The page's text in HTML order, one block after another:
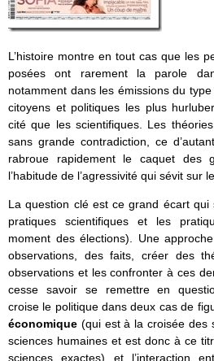
L’histoire montre en tout cas que les
posées ont rarement la parole
notamment dans les émissions du type
citoyens et politiques les plus
cité que les scientifiques. Les
sans grande contradiction, ce
rabroue rapidement le caquet des
l’habitude de l’agressivité qui sévit sur
La question clé est ce grand écart qui
pratiques scientifiques et les
moment des élections). Une
observations, des faits, créer des
observations et les confronter à ces
cesse savoir se remettre en
croise le politique dans deux cas de
économique (qui est à la croisée des
sciences humaines et est donc à ce
sciences exactes) et l’interaction